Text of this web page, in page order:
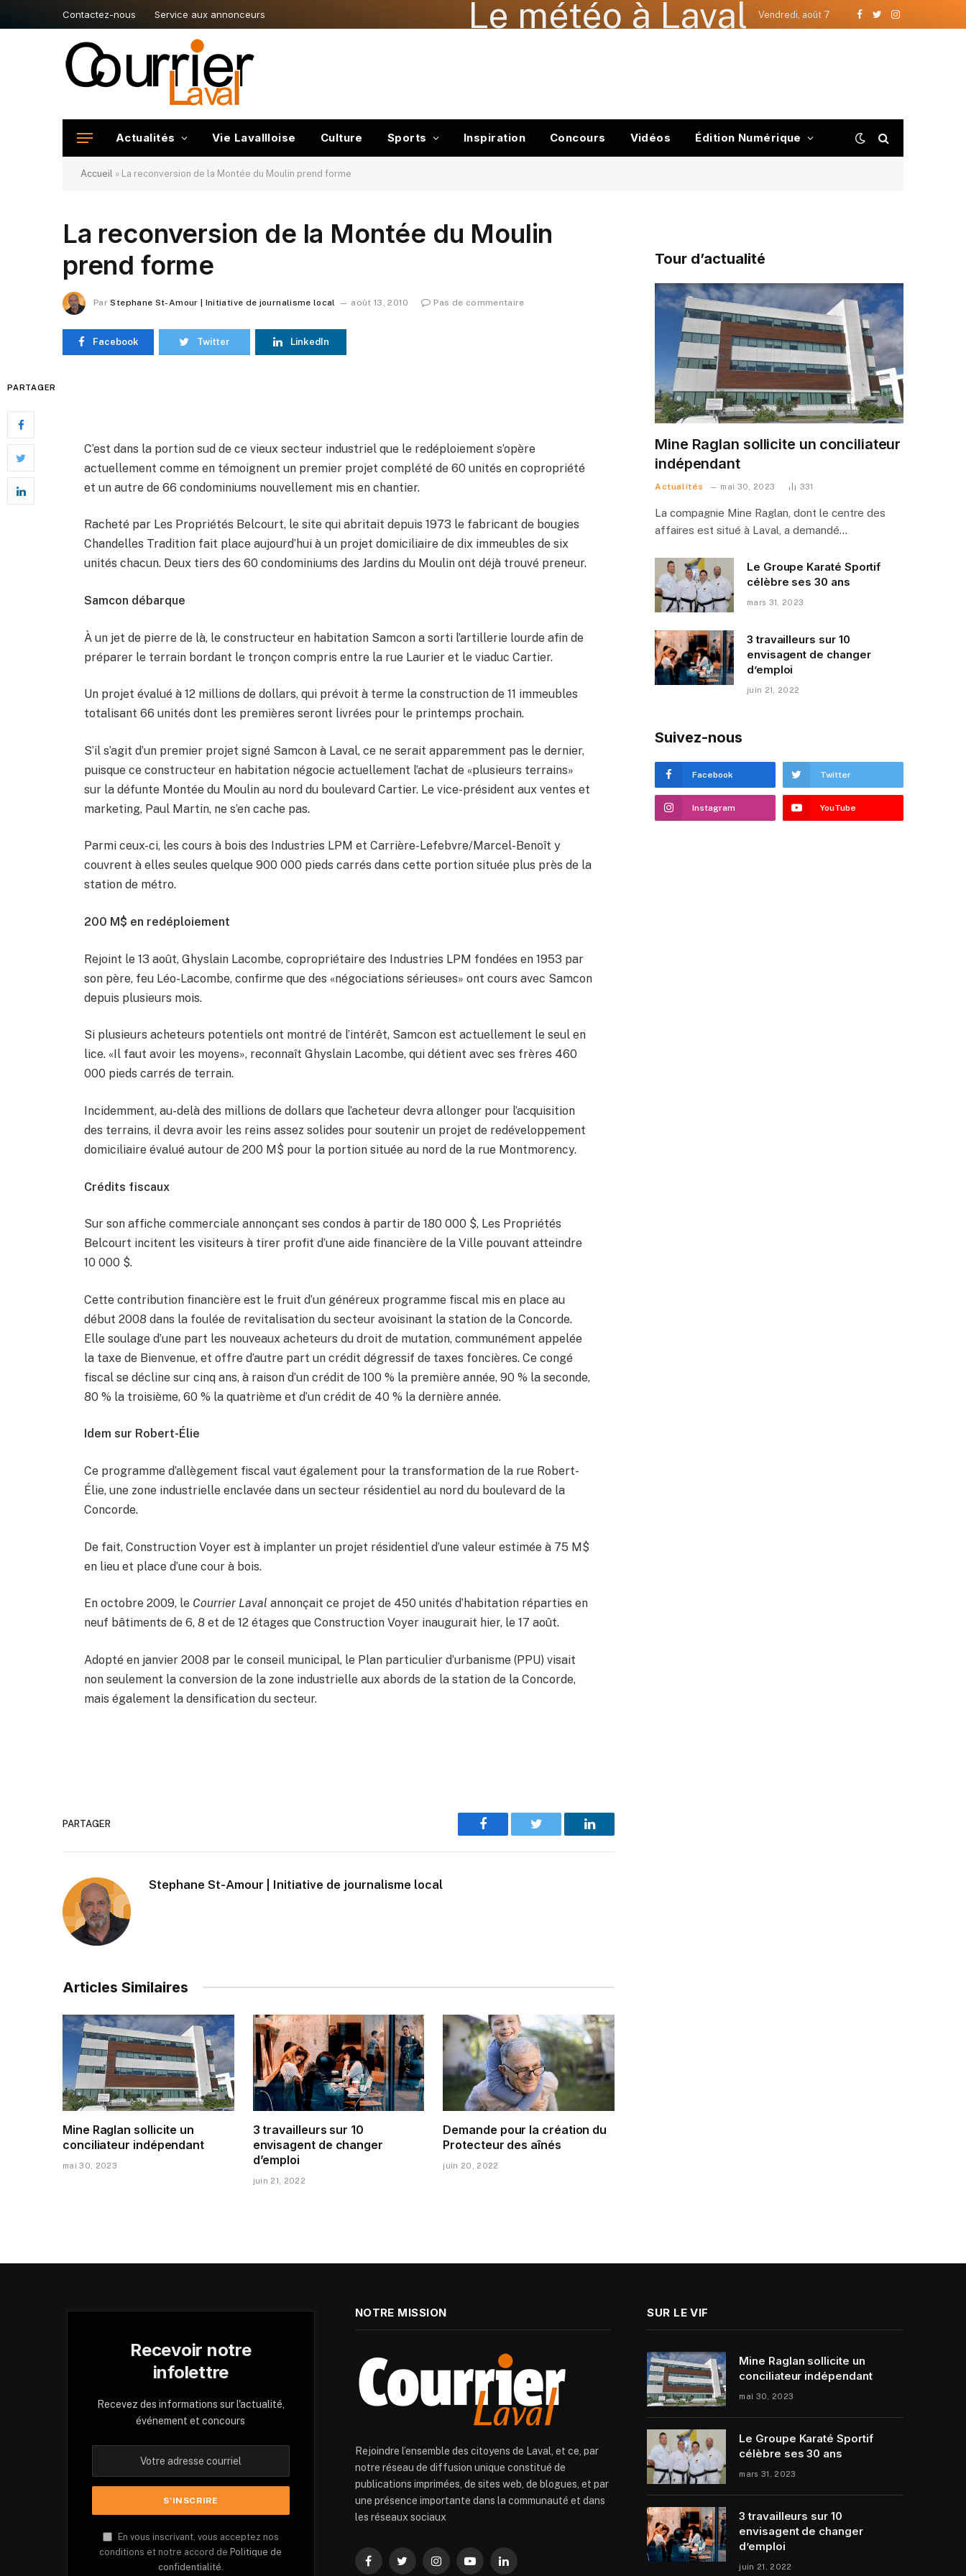
Contactez-nous Service aux annonceurs Le météo à Laval Vendredi, août 7
Facebook
TwitterInstagram
Actualités Vie Lavallloise Culture Sports Inspiration Concours Vidéos Édition Numérique
Accueil » La reconversion de la Montée du Moulin prend forme
La reconversion de la Montée du Moulin
prend forme
Par Stephane St-Amour | Initiative de journalisme local août 13, 2010 Pas de commentaire
Facebook Twitter LinkedIn
PARTAGER
C’est dans la portion sud de ce vieux secteur industriel que le redéploiement s’opère
actuellement comme en témoignent un premier projet complété de 60 unités en copropriété
et un autre de 66 condominiums nouvellement mis en chantier.
Racheté par Les Propriétés Belcourt, le site qui abritait depuis 1973 le fabricant de bougies
Chandelles Tradition fait place aujourd’hui à un projet domiciliaire de dix immeubles de six
unités chacun. Deux tiers des 60 condominiums des Jardins du Moulin ont déjà trouvé preneur.
Samcon débarque
À un jet de pierre de là, le constructeur en habitation Samcon a sorti l’artillerie lourde afin de
préparer le terrain bordant le tronçon compris entre la rue Laurier et le viaduc Cartier.
Un projet évalué à 12 millions de dollars, qui prévoit à terme la construction de 11 immeubles
totalisant 66 unités dont les premières seront livrées pour le printemps prochain.
S’il s’agit d’un premier projet signé Samcon à Laval, ce ne serait apparemment pas le dernier,
puisque ce constructeur en habitation négocie actuellement l’achat de «plusieurs terrains»
sur la défunte Montée du Moulin au nord du boulevard Cartier. Le vice-président aux ventes et
marketing, Paul Martin, ne s’en cache pas.
Parmi ceux-ci, les cours à bois des Industries LPM et Carrière-Lefebvre/Marcel-Benoît y
couvrent à elles seules quelque 900 000 pieds carrés dans cette portion située plus près de la
station de métro.
200 M$ en redéploiement
Rejoint le 13 août, Ghyslain Lacombe, copropriétaire des Industries LPM fondées en 1953 par
son père, feu Léo-Lacombe, confirme que des «négociations sérieuses» ont cours avec Samcon
depuis plusieurs mois.
Si plusieurs acheteurs potentiels ont montré de l’intérêt, Samcon est actuellement le seul en
lice. «Il faut avoir les moyens», reconnaît Ghyslain Lacombe, qui détient avec ses frères 460
000 pieds carrés de terrain.
Incidemment, au-delà des millions de dollars que l’acheteur devra allonger pour l’acquisition
des terrains, il devra avoir les reins assez solides pour soutenir un projet de redéveloppement
domiciliaire évalué autour de 200 M$ pour la portion située au nord de la rue Montmorency.
Crédits fiscaux
Sur son affiche commerciale annonçant ses condos à partir de 180 000 $, Les Propriétés
Belcourt incitent les visiteurs à tirer profit d’une aide financière de la Ville pouvant atteindre
10 000 $.
Cette contribution financière est le fruit d’un généreux programme fiscal mis en place au
début 2008 dans la foulée de revitalisation du secteur avoisinant la station de la Concorde.
Elle soulage d’une part les nouveaux acheteurs du droit de mutation, communément appelée
la taxe de Bienvenue, et offre d’autre part un crédit dégressif de taxes foncières. Ce congé
fiscal se décline sur cinq ans, à raison d’un crédit de 100 % la première année, 90 % la seconde,
80 % la troisième, 60 % la quatrième et d’un crédit de 40 % la dernière année.
Idem sur Robert-Élie
Ce programme d’allègement fiscal vaut également pour la transformation de la rue Robert-
Élie, une zone industrielle enclavée dans un secteur résidentiel au nord du boulevard de la
Concorde.
De fait, Construction Voyer est à implanter un projet résidentiel d’une valeur estimée à 75 M$
en lieu et place d’une cour à bois.
En octobre 2009, le Courrier Laval annonçait ce projet de 450 unités d’habitation réparties en
neuf bâtiments de 6, 8 et de 12 étages que Construction Voyer inaugurait hier, le 17 août.
Adopté en janvier 2008 par le conseil municipal, le Plan particulier d’urbanisme (PPU) visait
non seulement la conversion de la zone industrielle aux abords de la station de la Concorde,
mais également la densification du secteur.
PARTAGER
Facebook Twitter LinkedIn
Stephane St-Amour | Initiative de journalisme local
Articles Similaires
Mine Raglan sollicite un
conciliateur indépendant
mai 30, 2023
3 travailleurs sur 10
envisagent de changer
d’emploi
juin 21, 2022
Demande pour la création du
Protecteur des aînés
juin 20, 2022
Tour d’actualité
Mine Raglan sollicite un conciliateur
indépendant
Actualités mai 30, 2023 331
La compagnie Mine Raglan, dont le centre des
affaires est situé à Laval, a demandé…
Le Groupe Karaté Sportif
célèbre ses 30 ans
mars 31, 2023
3 travailleurs sur 10
envisagent de changer
d’emploi
juin 21, 2022
Suivez-nous
Facebook Twitter
Instagram YouTube
Recevoir notre
infolettre
Recevez des informations sur l'actualité,
événement et concours
En vous inscrivant, vous acceptez nos
conditions et notre accord de Politique de
confidentialité.
NOTRE MISSION
Rejoindre l’ensemble des citoyens de Laval, et ce, par
notre réseau de diffusion unique constitué de
publications imprimées, de sites web, de blogues, et par
une présence importante dans la communauté et dans
les réseaux sociaux
FacebookTwitterInstagramYouTubeLinkedIn
SUR LE VIF
Mine Raglan sollicite un
conciliateur indépendant
mai 30, 2023
Le Groupe Karaté Sportif
célèbre ses 30 ans
mars 31, 2023
3 travailleurs sur 10
envisagent de changer
d’emploi
juin 21, 2022